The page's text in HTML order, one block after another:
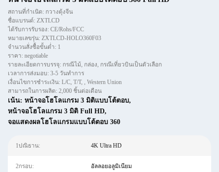
สถานที่กำเนิด: กวางตุ้งจีน
ชื่อแบรนด์: ZXTLCD
ได้รับการรับรอง: CE/Rohs/FCC
หมายเลขรุ่น: ZXTLCD-HOLO360F03
จำนวนสั่งซื้อขั้นต่ำ: 1
ราคา: negotiable
รายละเอียดการบรรจุ: กรณีไม้, กล่อง, กรณีเที่ยวบินเป็นตัวเลือก
เวลาการส่งมอบ: 3-5 วันทำการ
เงื่อนไขการชำระเงิน: L/C, T/T, , Western Union
สามารถในการผลิต: 2,000 ชิ้นต่อเดือน
เน้น: หน้าจอโฮโลแกรม 3 มิติแบบโต้ตอบ,
หน้าจอโฮโลแกรม 3 มิติ Full HD,
จอแสดงผลโฮโลแกรมแบบโต้ตอบ 360
1ปณิธาน: 4K Ultra HD
2กรอบ: อัลลอยอลูมิเนียม